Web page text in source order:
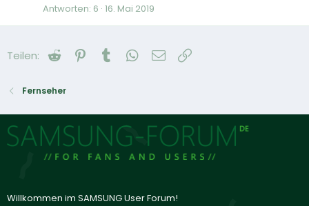
Antworten 6 16. Mai 2019
Teilen: Reddit Pinterest
Tumblr WhatsApp
E-Mail
Fernseher
Willkommen im SAMSUNG User Forum!